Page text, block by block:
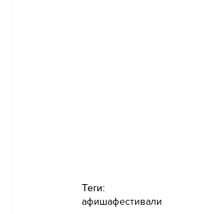
Теги:
афишафестивали